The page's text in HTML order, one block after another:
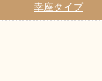
幸座タイプ